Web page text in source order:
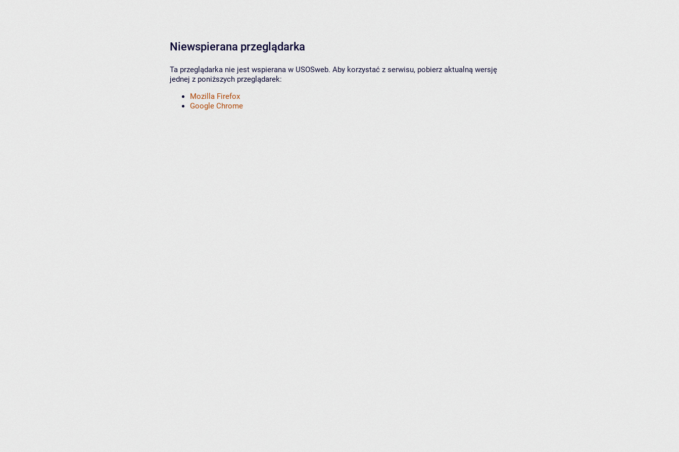
Niewspierana przeglądarka
Ta przeglądarka nie jest wspierana w USOSweb. Aby korzystać z serwisu, pobierz aktualną wersję
jednej z poniższych przeglądarek:
Mozilla Firefox
Google Chrome